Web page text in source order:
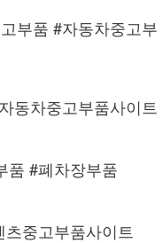
부품 #자동차중고부
동차중고부품사이트
품 #폐차장부품
중고부품사이트